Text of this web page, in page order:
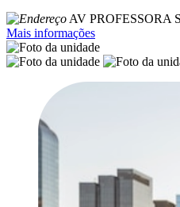
AV PROFESSORA
Mais informações